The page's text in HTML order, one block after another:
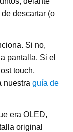
descartar (o
Si no,
pantalla. Si el
touch,
nuestra guía de
era OLED,
original